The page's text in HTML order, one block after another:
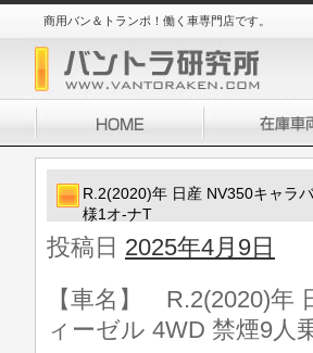
商用バン＆トランポ！働く車専門店です。
R.2(2020)年 日産 NV350キャラ
様1オ-ナT
投稿日 2025年4月9日
【車名】 R.2(2020)年
ィーゼル 4WD 禁煙9人